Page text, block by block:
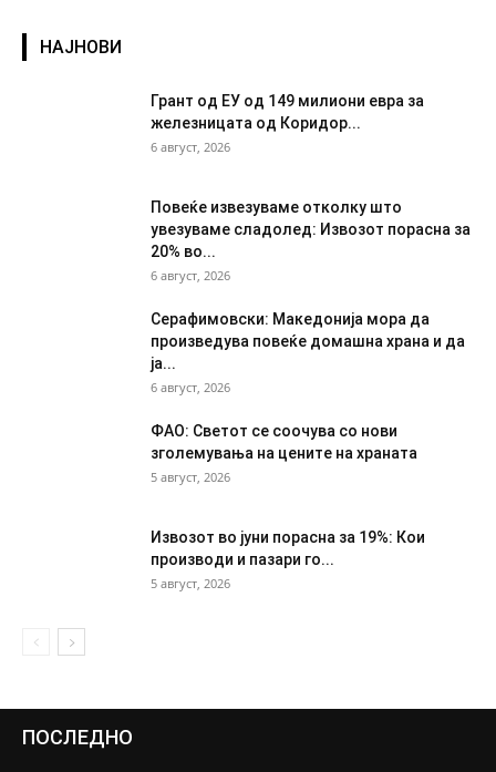
НАЈНОВИ
Грант од ЕУ од 149 милиони евра за
железницата од Коридор...
6 август, 2026
Повеќе извезуваме отколку што
увезуваме сладолед: Извозот порасна за
20% во...
6 август, 2026
Серафимовски: Македонија мора да
произведува повеќе домашна храна и да
ја...
6 август, 2026
ФАО: Светот се соочува со нови
зголемувања на цените на храната
5 август, 2026
Извозот во јуни порасна за 19%: Кои
производи и пазари го...
5 август, 2026
ПОСЛЕДНО